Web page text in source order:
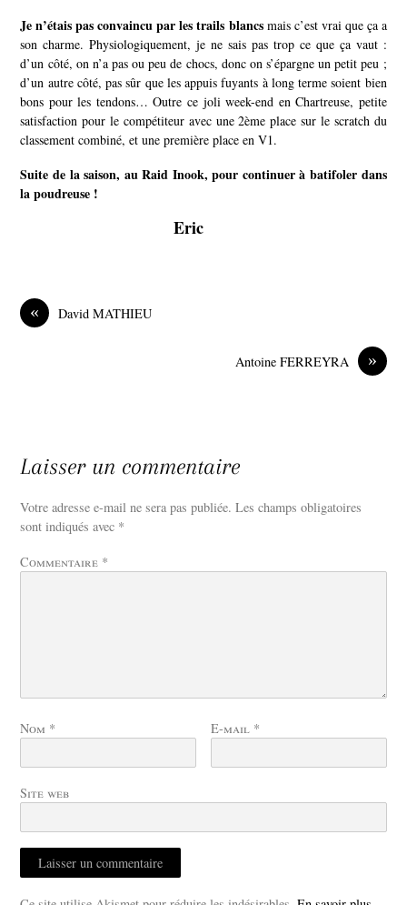
Je n’étais pas convaincu par les trails blancsmais c’est vrai que ça a
son charme. Physiologiquement, je ne sais pas trop ce que ça vaut :
d’un côté, on n’a pas ou peu de chocs, donc on s’épargne un petit peu ;
d’un autre côté, pas sûr que les appuis fuyants à long terme soient bien
bons pour les tendons… Outre ce joli week-end en Chartreuse, petite
satisfaction pour le compétiteur avec une 2ème place sur le scratch du
classement combiné, et une première place en V1.
Suite de la saison, au Raid Inook, pour continuer à batifoler dans
la poudreuse !
Eric
« David MATHIEU
»
Antoine FERREYRA
Laisser un commentaire
Votre adresse e-mail ne sera pas publiée. Les champs obligatoires
sont indiqués avec *
Commentaire *
Nom * E-mail *
Site web